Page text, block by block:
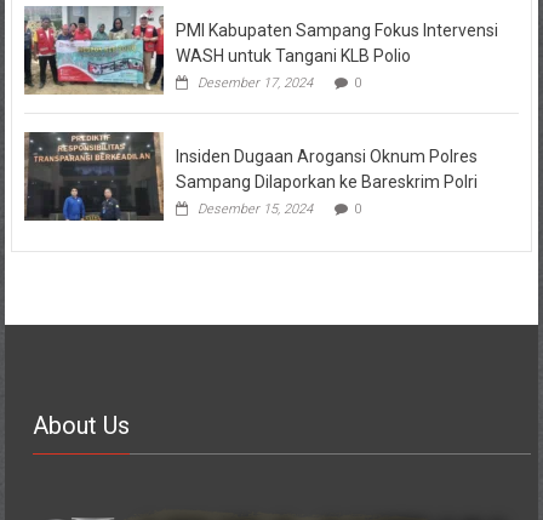
PMI Kabupaten Sampang Fokus Intervensi
WASH untuk Tangani KLB Polio
Desember 17, 2024 0
Insiden Dugaan Arogansi Oknum Polres
Sampang Dilaporkan ke Bareskrim Polri
Desember 15, 2024 0
About Us